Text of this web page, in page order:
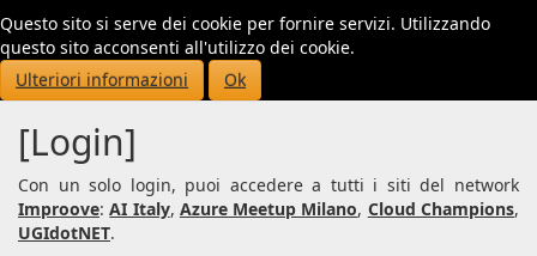
Questo sito si serve dei cookie per fornire servizi. Utilizzando
questo sito acconsenti all'utilizzo dei cookie.
Ulteriori informazioni
Ok
[Login]
Con un solo login, puoi accedere a tutti i siti del network
Improove:AI Italy, Azure Meetup Milano, Cloud Champions,
UGIdotNET.